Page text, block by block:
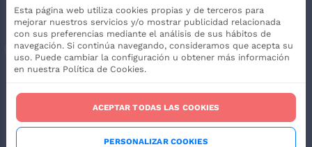
publiexpe@publiexpe.com
SÍGUENOS:
FacebookTwitterInstagram
Esta página web utiliza cookies propias y de terceros para
mejorar nuestros servicios y/o mostrar publicidad relacionada
con sus preferencias mediante el análisis de sus hábitos de
navegación. Si continúa navegando, consideramos que acepta su
uso. Puede cambiar la configuración u obtener más información
en nuestra Política de Cookies.
PERSONALIZAR COOKIES
ACEPTAR TODAS LAS COOKIES